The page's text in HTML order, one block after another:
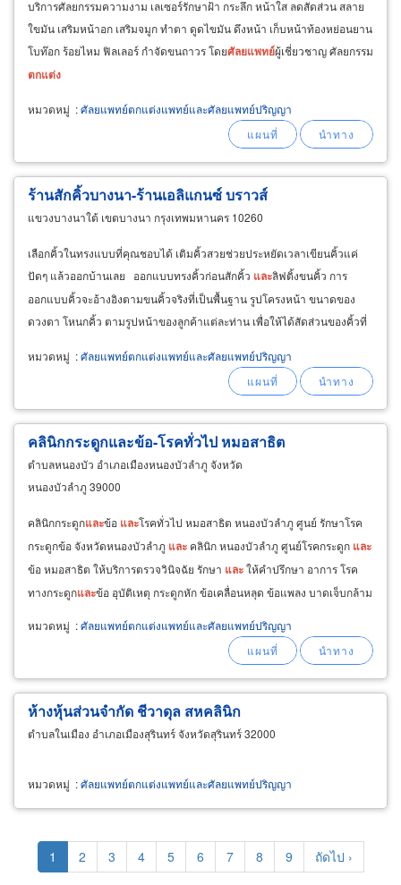
บริการศัลยกรรมความงาม เลเซอร์รักษาฝ้า กระลึก หน้าใส ลดสัดส่วน สลาย
ใขมัน เสริมหน้าอก เสริมจมูก ทำตา ดูดไขมัน ดึงหน้า เก็บหน้าท้องหย่อนยาน
โบท๊อก ร้อยไหม ฟิลเลอร์ กำจัดขนถาวร โดยศัลยแพทย์ผู้เชี่ยวชาญ ศัลยกรรม
ตกแต่ง
หมวดหมู่ :ศัลยแพทย์ตกแต่งแพทย์และศัลยแพทย์ปริญญา
ร้านสักคิ้วบางนา-ร้านเอลิแกนซ์ บราวส์
แขวงบางนาใต้ เขตบางนา กรุงเทพมหานคร 10260
เลือกคิ้วในทรงแบบที่คุณชอบได้ เติมคิ้วสวยช่วยประหยัดเวลาเขียนคิ้วแค่
ปัดๆ แล้วออกบ้านเลย ออกแบบทรงคิ้วก่อนสักคิ้ว และลิฟติ้งขนคิ้ว การ
ออกแบบคิ้วจะอ้างอิงตามขนคิ้วจริงที่เป็นพื้นฐาน รูปโครงหน้า ขนาดของ
ดวงตา โหนกคิ้ว ตามรูปหน้าของลูกค้าแต่ละท่าน เพื่อให้ได้สัดส่วนของคิ้วที่
หมวดหมู่ :ศัลยแพทย์ตกแต่งแพทย์และศัลยแพทย์ปริญญา
คลินิกกระดูกและข้อ-โรคทั่วไป หมอสาธิต
ตำบลหนองบัว อำเภอเมืองหนองบัวลำภู จังหวัด
หนองบัวลำภู 39000
คลินิกกระดูกและข้อ และโรคทั่วไป หมอสาธิต หนองบัวลำภู ศูนย์ รักษาโรค
กระดูกข้อ จังหวัดหนองบัวลำภู และ คลินิก หนองบัวลำภู ศูนย์โรคกระดูก และ
ข้อ หมอสาธิต ให้บริการตรวจวินิจฉัย รักษา และให้คำปรึกษา อาการ โรค
ทางกระดูกและข้อ อุบัติเหตุ กระดูกหัก ข้อเคลื่อนหลุด ข้อแพลง บาดเจ็บกล้าม
หมวดหมู่ :ศัลยแพทย์ตกแต่งแพทย์และศัลยแพทย์ปริญญา
ห้างหุ้นส่วนจำกัด ชีวาดุล สหคลินิก
ตำบลในเมือง อำเภอเมืองสุรินทร์ จังหวัดสุรินทร์ 32000
หมวดหมู่ :ศัลยแพทย์ตกแต่งแพทย์และศัลยแพทย์ปริญญา
Pagination
Current
page
1 Page
2 Page
3 Page
4 Page
5 Page
6 Page
7 Page
8 Page
9
Next
page
ถัดไป ›